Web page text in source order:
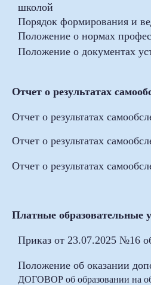
школой
Порядок формирования и
Положение о нормах
Положение о документах
Отчет о результатах
Отчет о результатах
Отчет о результатах
Отчет о результатах
Платные образовательные
Приказ от 23.07.2025 №16
Положение об оказании
ДОГОВОР об образовании на